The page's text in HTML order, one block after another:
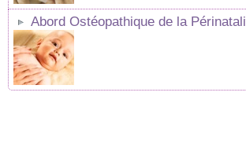
Abord Ostéopathique de la